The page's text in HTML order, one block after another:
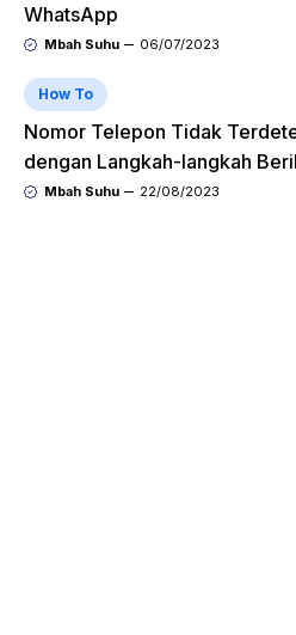
WhatsApp
Mbah Suhu 06/07/2023
How To
Nomor Telepon Tidak
dengan Langkah-langkah
Mbah Suhu 22/08/2023